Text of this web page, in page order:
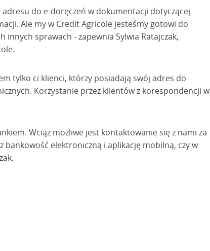
do e-doręczeń w dokumentacji dotyczącej
Ale my w Credit Agricole jesteśmy gotowi do
sprawach - zapewnia Sylwia Ratajczak,
tylko ci klienci, którzy posiadają swój adres do
Korzystanie przez klientów z korespondencji w
Wciąż możliwe jest kontaktowanie się z nami za
elektroniczną i aplikację mobilną, czy w